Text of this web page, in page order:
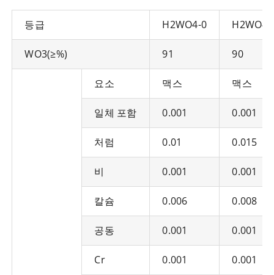
등급 H2WO4-0 H2WO4-
WO3(≥%) 91 90
요소 맥스 맥스
일체 포함 0.001 0.001
처럼 0.01 0.015
비 0.001 0.001
칼슘 0.006 0.008
공동 0.001 0.001
Cr 0.001 0.001